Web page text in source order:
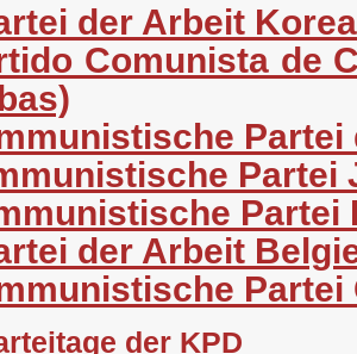
der Arbeit
Comunista de
Partei
Partei
der Arbeit
Partei
der KPD